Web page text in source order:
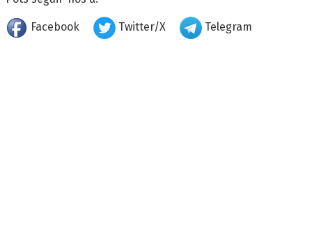
Facebook Twitter/X Telegram